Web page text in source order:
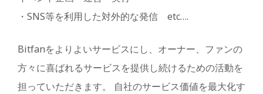
・SNS等を利用した対外的な発信 etc….
Bitfanをよりよいサービスにし、オーナー、ファンの
方々に喜ばれるサービスを提供し続けるための活動を
担っていただきます。 自社のサービス価値を最大化す